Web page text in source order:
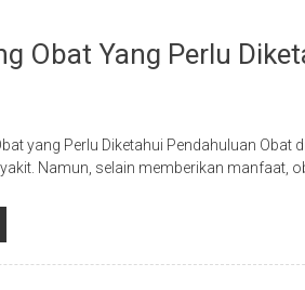
Obat Yang Perlu
yang Perlu Diketahui Pendahuluan
Namun, selain memberikan manfaat,